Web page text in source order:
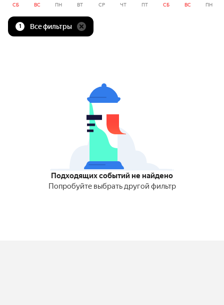
СБ ВС ПН ВТ СР ЧТ ПТ СБ ВС ПН
1 Все фильтры
Подходящих событий не найдено
Попробуйте выбрать другой фильтр